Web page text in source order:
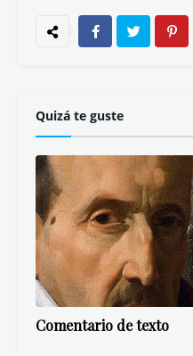
Quizá te guste
Comentario de texto